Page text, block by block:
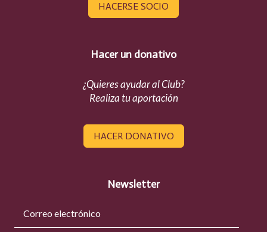
HACERSE SOCIO
Hacer un donativo
¿Quieres ayudar al Club?
Realiza tu aportación
HACER DONATIVO
Newsletter